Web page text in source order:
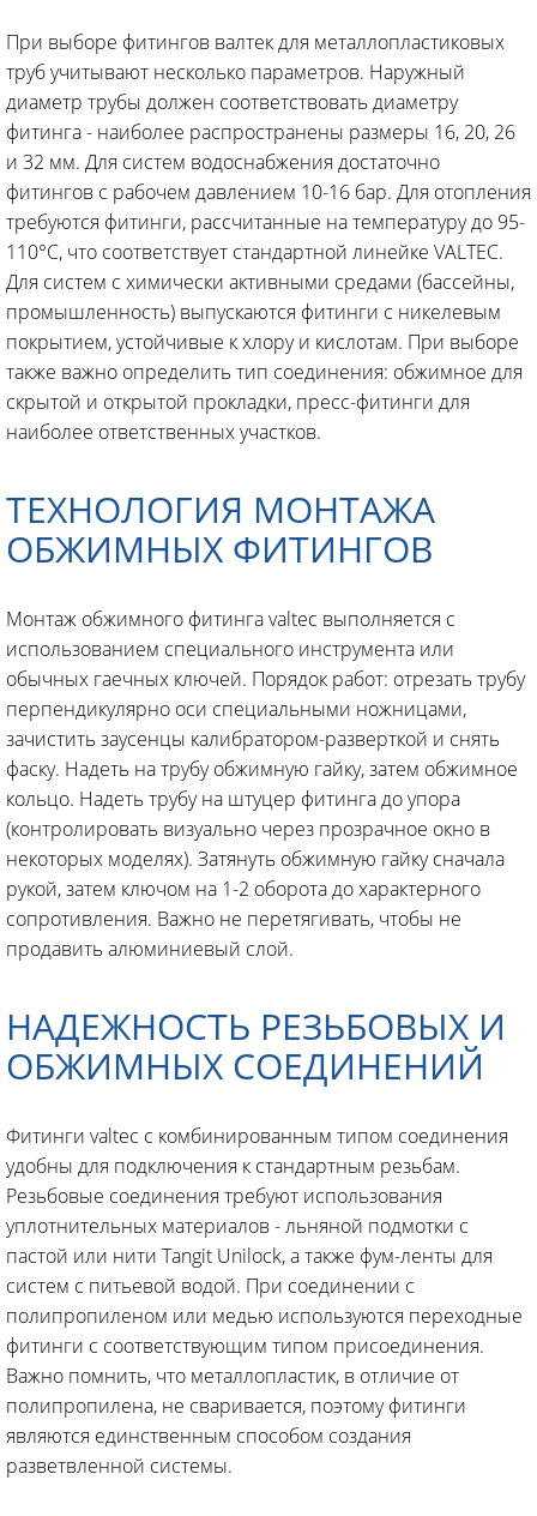
При выборе фитингов валтек для металлопластиковых
труб учитывают несколько параметров. Наружный
диаметр трубы должен соответствовать диаметру
фитинга - наиболее распространены размеры 16, 20, 26
и 32 мм. Для систем водоснабжения достаточно
фитингов с рабочем давлением 10-16 бар. Для отопления
требуются фитинги, рассчитанные на температуру до 95-
110°C, что соответствует стандартной линейке VALTEC.
Для систем с химически активными средами (бассейны,
промышленность) выпускаются фитинги с никелевым
покрытием, устойчивые к хлору и кислотам. При выборе
также важно определить тип соединения: обжимное для
скрытой и открытой прокладки, пресс-фитинги для
наиболее ответственных участков.
ТЕХНОЛОГИЯ МОНТАЖА
ОБЖИМНЫХ ФИТИНГОВ
Монтаж обжимного фитинга valtec выполняется с
использованием специального инструмента или
обычных гаечных ключей. Порядок работ: отрезать трубу
перпендикулярно оси специальными ножницами,
зачистить заусенцы калибратором-разверткой и снять
фаску. Надеть на трубу обжимную гайку, затем обжимное
кольцо. Надеть трубу на штуцер фитинга до упора
(контролировать визуально через прозрачное окно в
некоторых моделях). Затянуть обжимную гайку сначала
рукой, затем ключом на 1-2 оборота до характерного
сопротивления. Важно не перетягивать, чтобы не
продавить алюминиевый слой.
НАДЕЖНОСТЬ РЕЗЬБОВЫХ И
ОБЖИМНЫХ СОЕДИНЕНИЙ
Фитинги valtec с комбинированным типом соединения
удобны для подключения к стандартным резьбам.
Резьбовые соединения требуют использования
уплотнительных материалов - льняной подмотки с
пастой или нити Tangit Unilock, а также фум-ленты для
систем с питьевой водой. При соединении с
полипропиленом или медью используются переходные
фитинги с соответствующим типом присоединения.
Важно помнить, что металлопластик, в отличие от
полипропилена, не сваривается, поэтому фитинги
являются единственным способом создания
разветвленной системы.